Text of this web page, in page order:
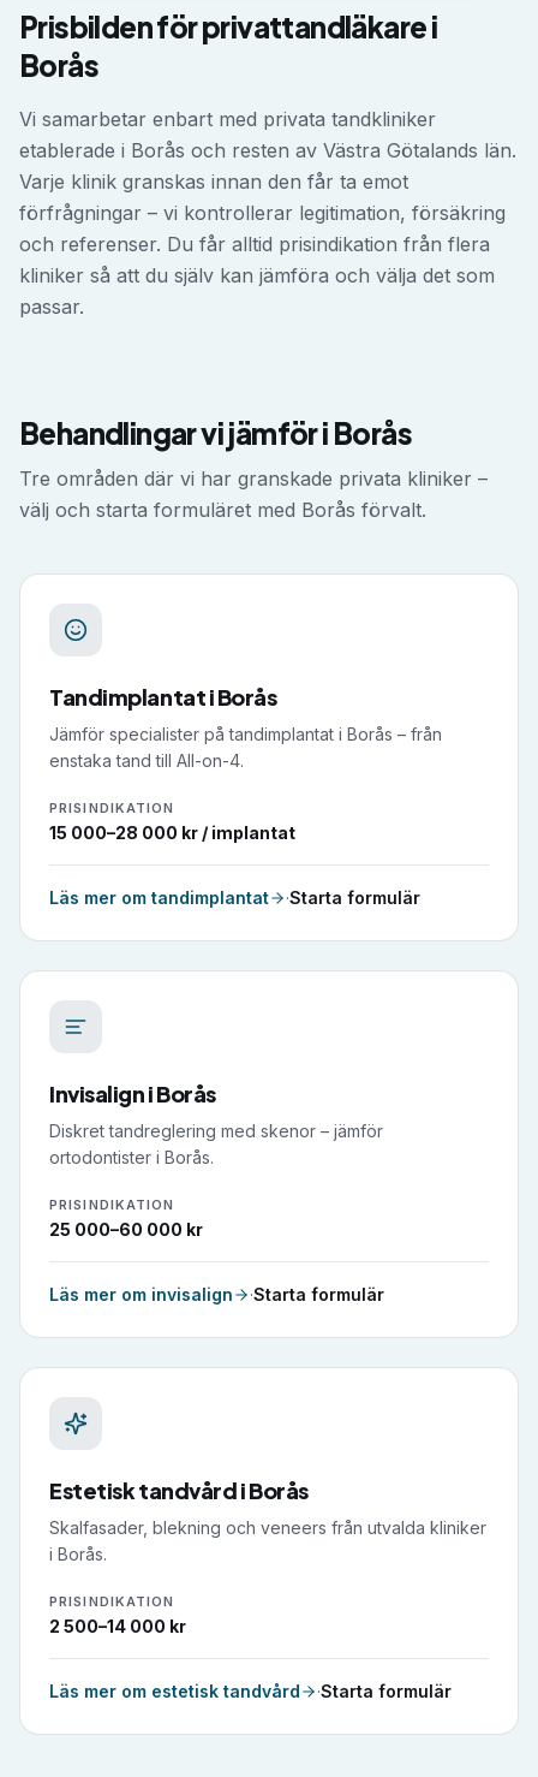
Prisbilden för privattandläkare i
Borås
Vi samarbetar enbart med privata tandkliniker
etablerade i Borås och resten av Västra Götalands län.
Varje klinik granskas innan den får ta emot
förfrågningar – vi kontrollerar legitimation, försäkring
och referenser. Du får alltid prisindikation från flera
kliniker så att du själv kan jämföra och välja det som
passar.
Behandlingar vi jämför i Borås
Tre områden där vi har granskade privata kliniker –
välj och starta formuläret med Borås förvalt.
TandimplantatiBorås
Jämför specialister på tandimplantat i Borås – från
enstaka tand till All-on-4.
PRISINDIKATION
15 000–28 000 kr / implantat
Läs mer om tandimplantat ·Starta formulär
InvisaligniBorås
Diskret tandreglering med skenor – jämför
ortodontister i Borås.
PRISINDIKATION
25 000–60 000 kr
Läs mer om invisalign ·Starta formulär
Estetisk tandvårdiBorås
Skalfasader, blekning och veneers från utvalda kliniker
i Borås.
PRISINDIKATION
2 500–14 000 kr
Läs mer om estetisk tandvård ·Starta formulär